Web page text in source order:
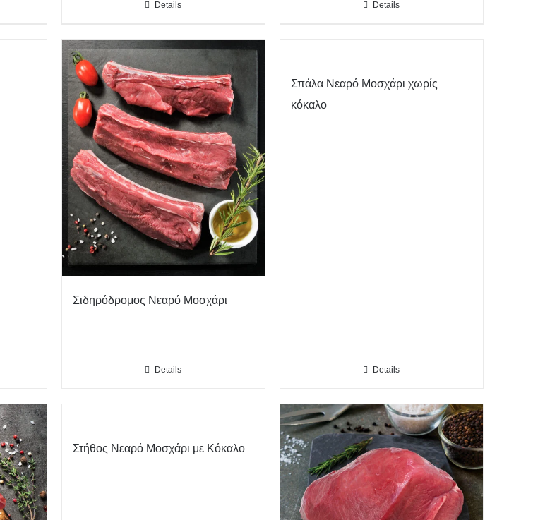
Details Details
Σιδηρόδρομος Νεαρό Μοσχάρι
Details
Σπάλα Νεαρό Μοσχάρι χωρίς
κόκαλο
Details
Στήθος Νεαρό Μοσχάρι με Κόκαλο